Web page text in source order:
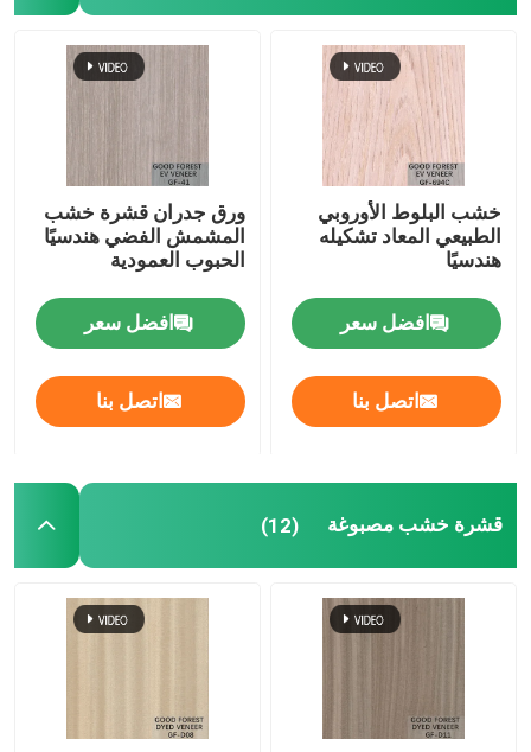
خشب البلوط الأوروبي
الطبيعي المعاد تشكيله
هندسيًا
افضل سعر
اتصل بنا
ورق جدران قشرة خشب
المشمش الفضي هندسيًا
الحبوب العمودية
افضل سعر
اتصل بنا
قشرة خشب مصبوغة (12)